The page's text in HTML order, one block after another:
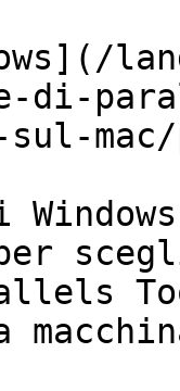
di-
sul-
per